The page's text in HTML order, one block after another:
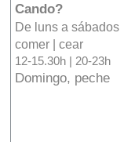
Cando?
De luns a sábados
comer | cear
12-15.30h | 20-23h
Domingo, peche